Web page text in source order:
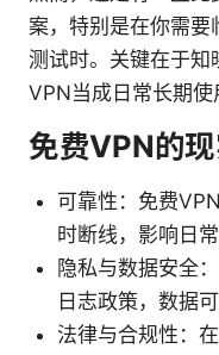
案，特别是在你需要
测试时。关键在于知
VPN当成日常长期使
免费VPN的
可靠性：免费
时断线，影响日常
隐私与数据安全
日志政策，数据
法律与合规性：